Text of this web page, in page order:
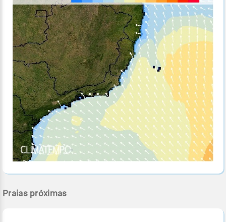
Praias próximas